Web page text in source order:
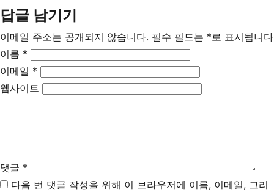
답글 남기기
이메일 주소는 공개되지 않습니다. 필수 필드는 *로 표시됩니다
이름 *
이메일 *
웹사이트
댓글 *
다음 번 댓글 작성을 위해 이 브라우저에 이름, 이메일, 그리